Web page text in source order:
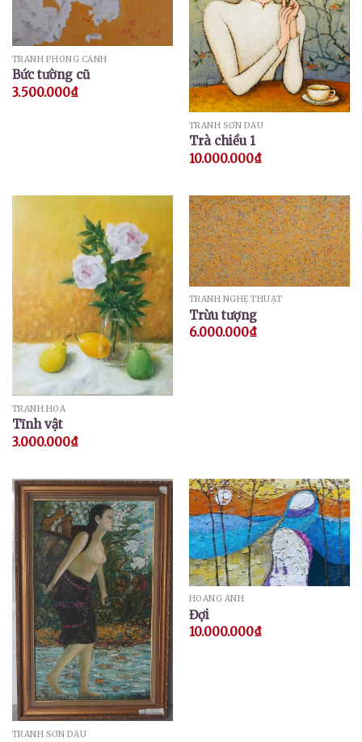
TRANH PHONG CẢNH
Bức tường cũ
3.500.000₫
TRANH SƠN DẦU
Trà chiều 1
10.000.000₫
TRANH HOA
Tĩnh vật
3.000.000₫
TRANH NGHỆ THUẬT
Trừu tượng
6.000.000₫
TRANH SƠN DẦU
HOÀNG ANH
Đợi
10.000.000₫